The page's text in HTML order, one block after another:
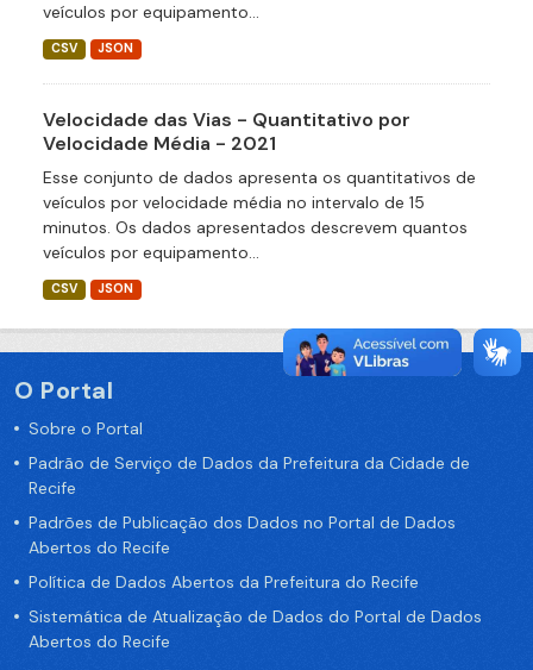
veículos por equipamento...
CSV JSON
Velocidade das Vias - Quantitativo por
Velocidade Média - 2021
Esse conjunto de dados apresenta os quantitativos de
veículos por velocidade média no intervalo de 15
minutos. Os dados apresentados descrevem quantos
veículos por equipamento...
CSV JSON
O Portal
Sobre o Portal
Padrão de Serviço de Dados da Prefeitura da Cidade de
Recife
Padrões de Publicação dos Dados no Portal de Dados
Abertos do Recife
Política de Dados Abertos da Prefeitura do Recife
Sistemática de Atualização de Dados do Portal de Dados
Abertos do Recife